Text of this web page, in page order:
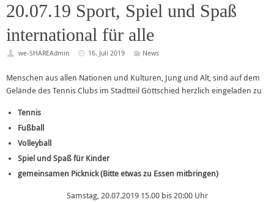
20.07.19 Sport, Spiel und Spaß
international für alle
we-SHAREAdmin 16. Juli 2019 News
Menschen aus allen Nationen und Kulturen, Jung und Alt, sind auf dem
Gelände des Tennis Clubs im Stadtteil Göttschied herzlich eingeladen zu
Tennis
Fußball
Volleyball
Spiel und Spaß für Kinder
gemeinsamen Picknick (Bitte etwas zu Essen mitbringen)
Samstag, 20.07.2019 15.00 bis 20:00 Uhr